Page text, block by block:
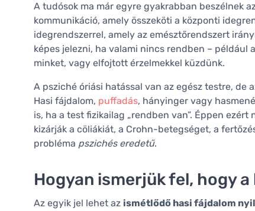
A tudósok ma már egyre gyakrabban beszélnek
kommunikáció, amely összeköti a központi
idegrendszerrel, amely az emésztőrendszert
képes jelezni, ha valami nincs rendben – például
minket, vagy elfojtott érzelmekkel küzdünk.
A psziché óriási hatással van az egész testre, de
Hasi fájdalom, puffadás, hányinger vagy
is, ha a test fizikailag „rendben van”. Éppen
kizárják a cöliákiát, a Crohn-betegséget, a
probléma pszichés eredetű.
Hogyan ismerjük fel, hogy
Az egyik jel lehet az ismétlődő hasi fájdalom